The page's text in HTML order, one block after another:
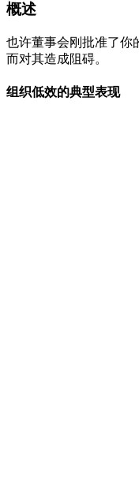
概述
也许董事会刚批准了你
而对其造成阻碍。
组织低效的典型表现